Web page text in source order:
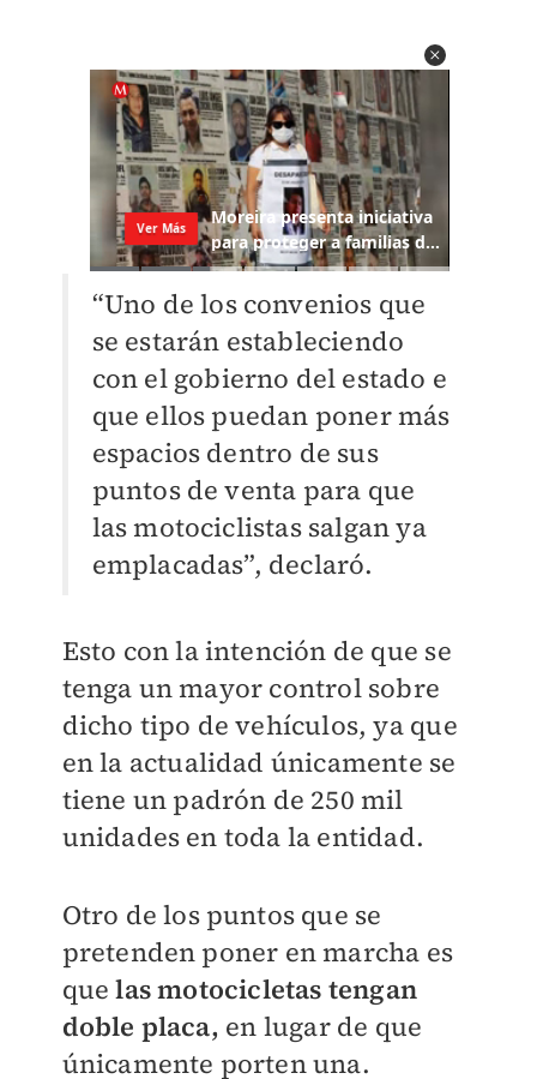
“Uno de los convenios que
se estarán estableciendo
con el gobierno del estado e
que ellos puedan poner más
espacios dentro de sus
puntos de venta para que
las motociclistas salgan ya
emplacadas”, declaró.
Esto con la intención de que se
tenga un mayor control sobre
dicho tipo de vehículos, ya que
en la actualidad únicamente se
tiene un padrón de 250 mil
unidades en toda la entidad.
Otro de los puntos que se
pretenden poner en marcha es
quelas motocicletas tengan
doble placa, en lugar de que
únicamente porten una.